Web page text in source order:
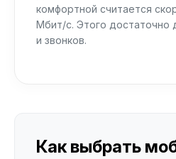
комфортной считается
Мбит/с. Этого достаточно
и звонков.
Как выбрать